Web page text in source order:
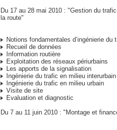
Du 17 au 28 mai 2010 : "Gestion du
la route"
Notions fondamentales d’ingénierie du
Recueil de données
Information routière
Exploitation des réseaux périurbains
Les apports de la signalisation
Ingénierie du trafic en milieu interurbain
Ingénierie du trafic en milieu urbain
Visite de site
Evaluation et diagnostic
Du 7 au 11 juin 2010 : "Montage et